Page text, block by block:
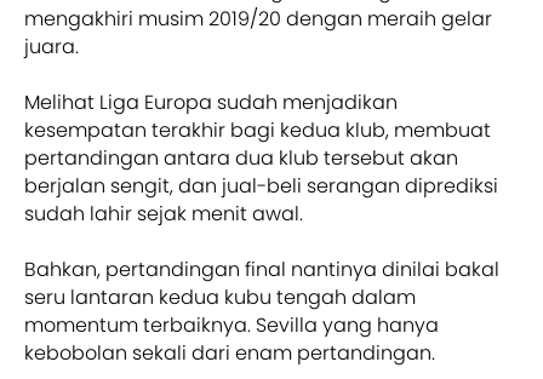
mengakhiri musim 2019/20 dengan meraih gelar
juara.
Melihat Liga Europa sudah menjadikan
kesempatan terakhir bagi kedua klub, membuat
pertandingan antara dua klub tersebut akan
berjalan sengit, dan jual-beli serangan diprediksi
sudah lahir sejak menit awal.
Bahkan, pertandingan final nantinya dinilai bakal
seru lantaran kedua kubu tengah dalam
momentum terbaiknya. Sevilla yang hanya
kebobolan sekali dari enam pertandingan.